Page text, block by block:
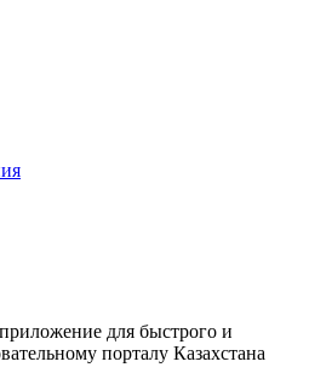
для быстрого и
порталу Казахстана